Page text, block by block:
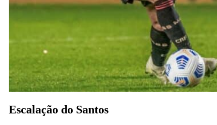
Escalação do Santos